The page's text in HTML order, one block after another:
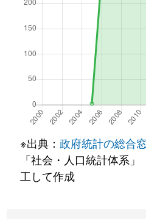
※出典： 政府統計の総合
「社会・人口統計体系
工して作成